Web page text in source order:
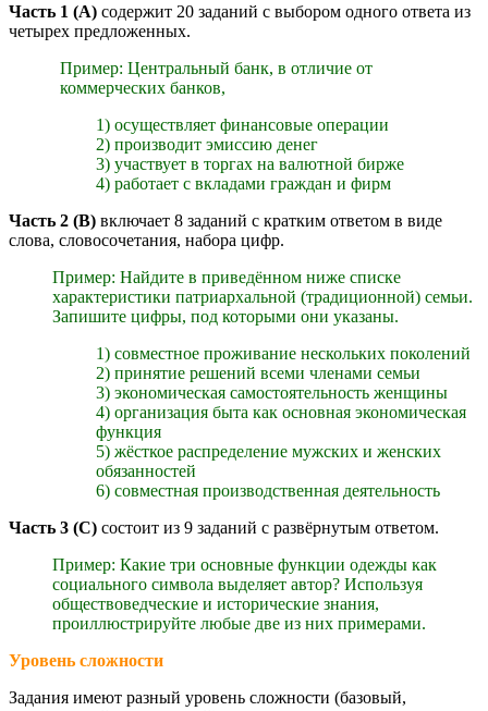
Часть 1 (А) содержит 20 заданий с выбором одного ответа из
четырех предложенных.
Пример: Центральный банк, в отличие от
коммерческих банков,
1) осуществляет финансовые операции
2) производит эмиссию денег
3) участвует в торгах на валютной бирже
4) работает с вкладами граждан и фирм
Часть 2 (В) включает 8 заданий с кратким ответом в виде
слова, словосочетания, набора цифр.
Пример: Найдите в приведённом ниже списке
характеристики патриархальной (традиционной) семьи.
Запишите цифры, под которыми они указаны.
1) совместное проживание нескольких поколений
2) принятие решений всеми членами семьи
3) экономическая самостоятельность женщины
4) организация быта как основная экономическая
функция
5) жёсткое распределение мужских и женских
обязанностей
6) совместная производственная деятельность
Часть 3 (С) состоит из 9 заданий с развёрнутым ответом.
Пример: Какие три основные функции одежды как
социального символа выделяет автор? Используя
обществоведческие и исторические знания,
проиллюстрируйте любые две из них примерами.
Уровень сложности
Задания имеют разный уровень сложности (базовый,